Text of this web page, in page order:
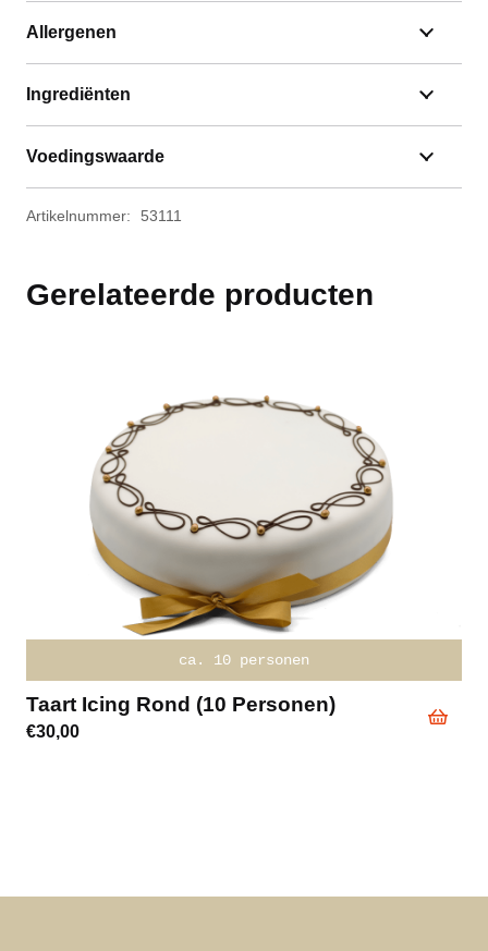
Allergenen
Ingrediënten
Voedingswaarde
Artikelnummer: 53111
Gerelateerde producten
ca. 10 personen
Taart Icing Rond (10 Personen)
€30,00